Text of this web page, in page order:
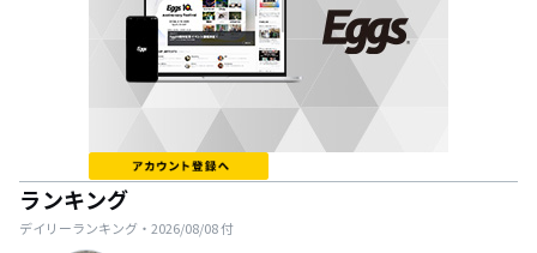
ランキング
デイリーランキング・ 2026/08/08付